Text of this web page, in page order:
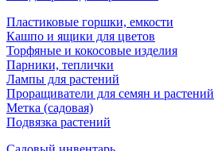
Пластиковые горшки, емкости
Кашпо и ящики для цветов
Торфяные и кокосовые изделия
Парники, теплички
Лампы для растений
Проращиватели для семян и растений
Метка (садовая)
Подвязка растений